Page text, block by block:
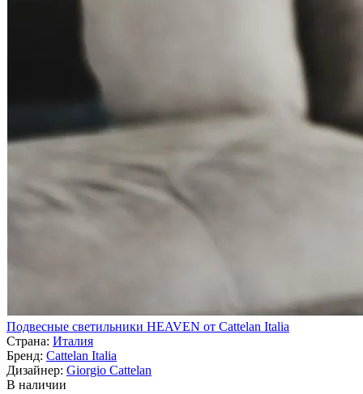
Подвесные светильники HEAVEN от Cattelan Italia
Страна: Италия
Бренд: Cattelan Italia
Дизайнер: Giorgio Cattelan
В наличии